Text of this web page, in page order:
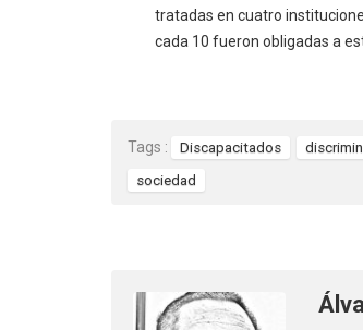
tratadas en cuatro
cada 10 fueron obligadas a
Tags : Discapacitados
sociedad